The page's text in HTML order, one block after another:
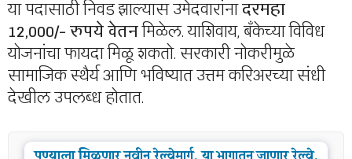
या पदासाठी निवड झाल्यास उमेदवारांनादरमहा
12,000/- रुपये वेतनमिळेल. याशिवाय, बँकेच्या विविध
योजनांचा फायदा मिळू शकतो. सरकारी नोकरीमुळे
सामाजिक स्थैर्य आणि भविष्यात उत्तम करिअरच्या संधी
देखील उपलब्ध होतात.